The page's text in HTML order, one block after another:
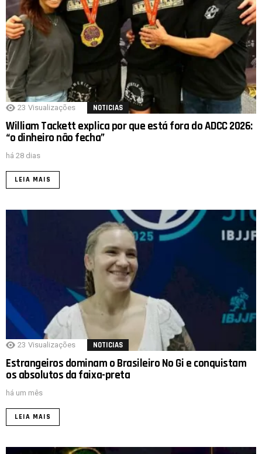
23 Visualizações NOTICIAS
William Tackett explica por que está fora do ADCC 2026:
“o dinheiro não fecha”
há 28 dias
LEIA MAIS
23 Visualizações NOTICIAS
Estrangeiros dominam o Brasileiro No Gi e conquistam
os absolutos da faixa-preta
há um mês
LEIA MAIS